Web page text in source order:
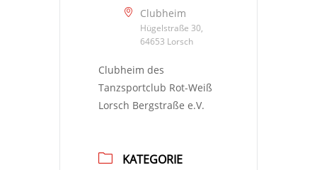
Clubheim
Hügelstraße 30,
64653 Lorsch
Clubheim des
Tanzsportclub Rot-Weiß
Lorsch Bergstraße e.V.
KATEGORIE